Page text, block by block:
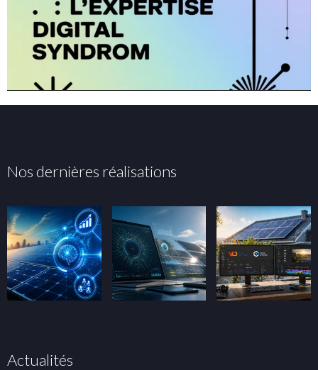
Nos dernières réalisations
Actualités